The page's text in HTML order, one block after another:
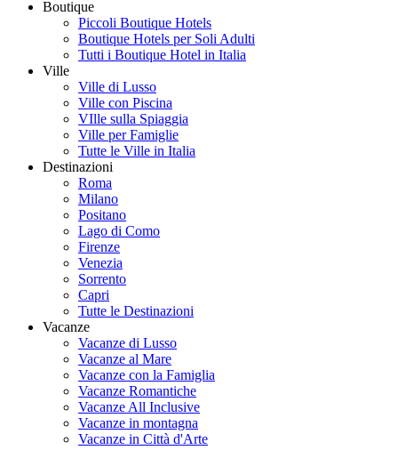
Boutique
Piccoli Boutique Hotels
Boutique Hotels per Soli Adulti
Tutti i Boutique Hotel in Italia
Ville
Ville di Lusso
Ville con Piscina
VIlle sulla Spiaggia
Ville per Famiglie
Tutte le Ville in Italia
Destinazioni
Roma
Milano
Positano
Lago di Como
Firenze
Venezia
Sorrento
Capri
Tutte le Destinazioni
Vacanze
Vacanze di Lusso
Vacanze al Mare
Vacanze con la Famiglia
Vacanze Romantiche
Vacanze All Inclusive
Vacanze in montagna
Vacanze in Città d'Arte